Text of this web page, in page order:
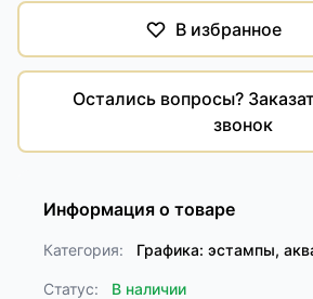
В избранное
Остались вопросы?
звонок
Информация о товаре
Категория: Графика: эстампы,
Статус: В наличии